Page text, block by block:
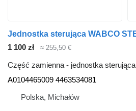
1 100 zł ≈ 255,50 €
Część zamienna - jednostka sterująca
A0104465009 4463534081
Polska, Michałów